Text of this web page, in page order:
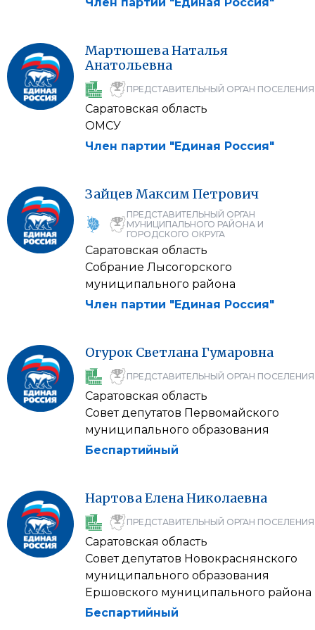
МартюшеваНаталья
Анатольевна
ПРЕДСТАВИТЕЛЬНЫЙ ОРГАН ПОСЕЛЕНИЯ
Саратовская область
ОМСУ
Член партии "Единая Россия"
Зайцев Максим Петрович
ПРЕДСТАВИТЕЛЬНЫЙ ОРГАН
МУНИЦИПАЛЬНОГО РАЙОНА И
ГОРОДСКОГО ОКРУГА
Саратовская область
Собрание Лысогорского
муниципального района
Член партии "Единая Россия"
Огурок Светлана Гумаровна
ПРЕДСТАВИТЕЛЬНЫЙ ОРГАН ПОСЕЛЕНИЯ
Саратовская область
Совет депутатов Первомайского
муниципального образования
Беспартийный
НартоваЕленаНиколаевна
ПРЕДСТАВИТЕЛЬНЫЙ ОРГАН ПОСЕЛЕНИЯ
Саратовская область
Совет депутатов Новокраснянского
муниципального образования
Ершовского муниципального района
Беспартийный